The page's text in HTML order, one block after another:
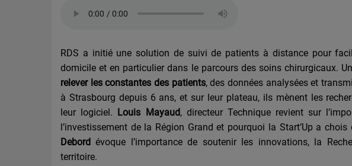
RDS a initié une solution de suivi de patients à distance pour
domicile et en particulier dans le parcours des soins chirurgicaux. Un
relever les constantes des patients, des données analysées et
à Strasbourg depuis 6 ans, et sur leur plateau, ils mènent les
leur logiciel.
Louis Mayaud, directeur Technique revient sur
l’investissement de la Région Grand et pourquoi la Start’Up a
Debord évoque l’importance de soutenir les innovations, la
territoire.